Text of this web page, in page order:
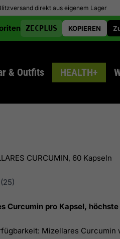
direkt aus eigenem Lager
ZECPLUS KOPIEREN
& Outfits HEALTH+
CURCUMIN, 60 Kapseln
Curcumin pro Kapsel,
Mizellares